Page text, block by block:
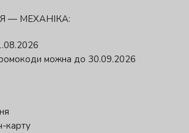
— МЕХАНІКА:
можна до 30.09.2026
карту